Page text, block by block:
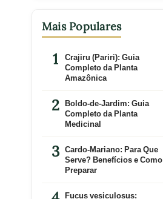
Mais Populares
Crajiru (Pariri): Guia
Completo da Planta
Amazônica
Boldo-de-Jardim: Guia
Completo da Planta
Medicinal
Cardo-Mariano: Para Que
Serve? Benefícios e Como
Preparar
Fucus vesiculosus: